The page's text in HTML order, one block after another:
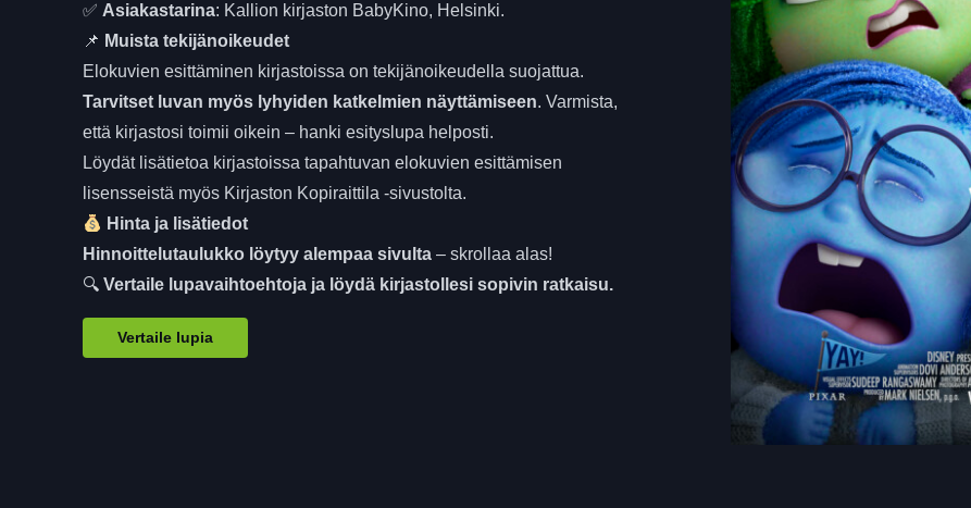
✅ Asiakastarina: Kallion kirjaston BabyKino, Helsinki.
📌 Muista tekijänoikeudet
Elokuvien esittäminen kirjastoissa on tekijänoikeudella suojattua.
Tarvitset luvan myös lyhyiden katkelmien näyttämiseen. Varmista,
että kirjastosi toimii oikein – hanki esityslupa helposti.
Löydät lisätietoa kirjastoissa tapahtuvan elokuvien esittämisen
lisensseistä myös Kirjaston Kopiraittila -sivustolta.
Hinta ja lisätiedot
Hinnoittelutaulukko löytyy alempaa sivulta– skrollaa alas!
🔍 Vertaile lupavaihtoehtoja ja löydä kirjastollesi sopivin ratkaisu.
Vertaile lupia